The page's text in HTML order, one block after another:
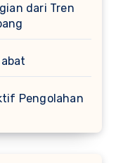
dari Tren
Pengolahan